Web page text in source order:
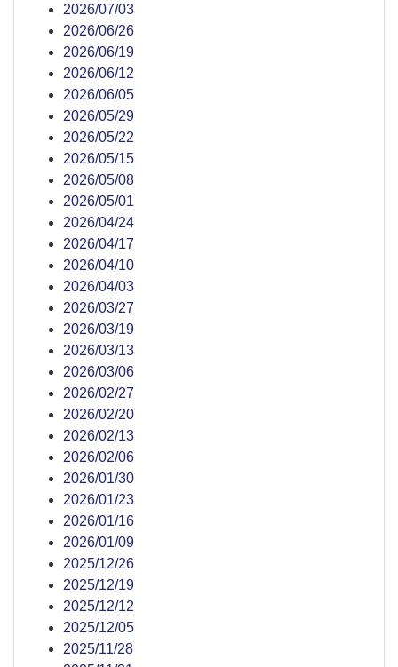
2026/07/03
2026/06/26
2026/06/19
2026/06/12
2026/06/05
2026/05/29
2026/05/22
2026/05/15
2026/05/08
2026/05/01
2026/04/24
2026/04/17
2026/04/10
2026/04/03
2026/03/27
2026/03/19
2026/03/13
2026/03/06
2026/02/27
2026/02/20
2026/02/13
2026/02/06
2026/01/30
2026/01/23
2026/01/16
2026/01/09
2025/12/26
2025/12/19
2025/12/12
2025/12/05
2025/11/28